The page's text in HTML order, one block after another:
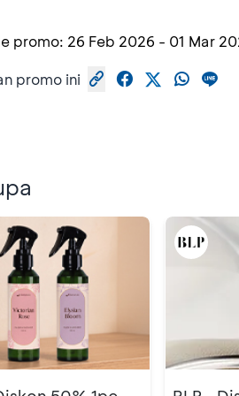
promo: 26 Feb 2026 - 01 Mar
promo ini